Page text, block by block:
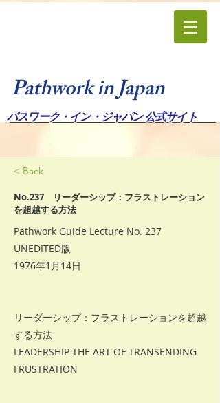
Pathwork in Japan
パスワーク・イン・ジャパン 公式サイト
< Back
No.237 リーダーシップ：フラストレーション
を超越する方法
Pathwork Guide Lecture No. 237
UNEDITED版
1976年1月14日
リーダーシップ：フラストレーションを超越
する方法
LEADERSHIP-THE ART OF TRANSENDING
FRUSTRATION